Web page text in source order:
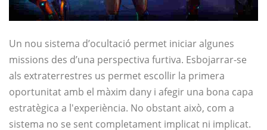
Un nou sistema d’ocultació permet iniciar algunes
missions des d’una perspectiva furtiva. Esbojarrar-se
als extraterrestres us permet escollir la primera
oportunitat amb el màxim dany i afegir una bona capa
estratègica a l'experiència. No obstant això, com a
sistema no se sent completament implicat ni implicat.